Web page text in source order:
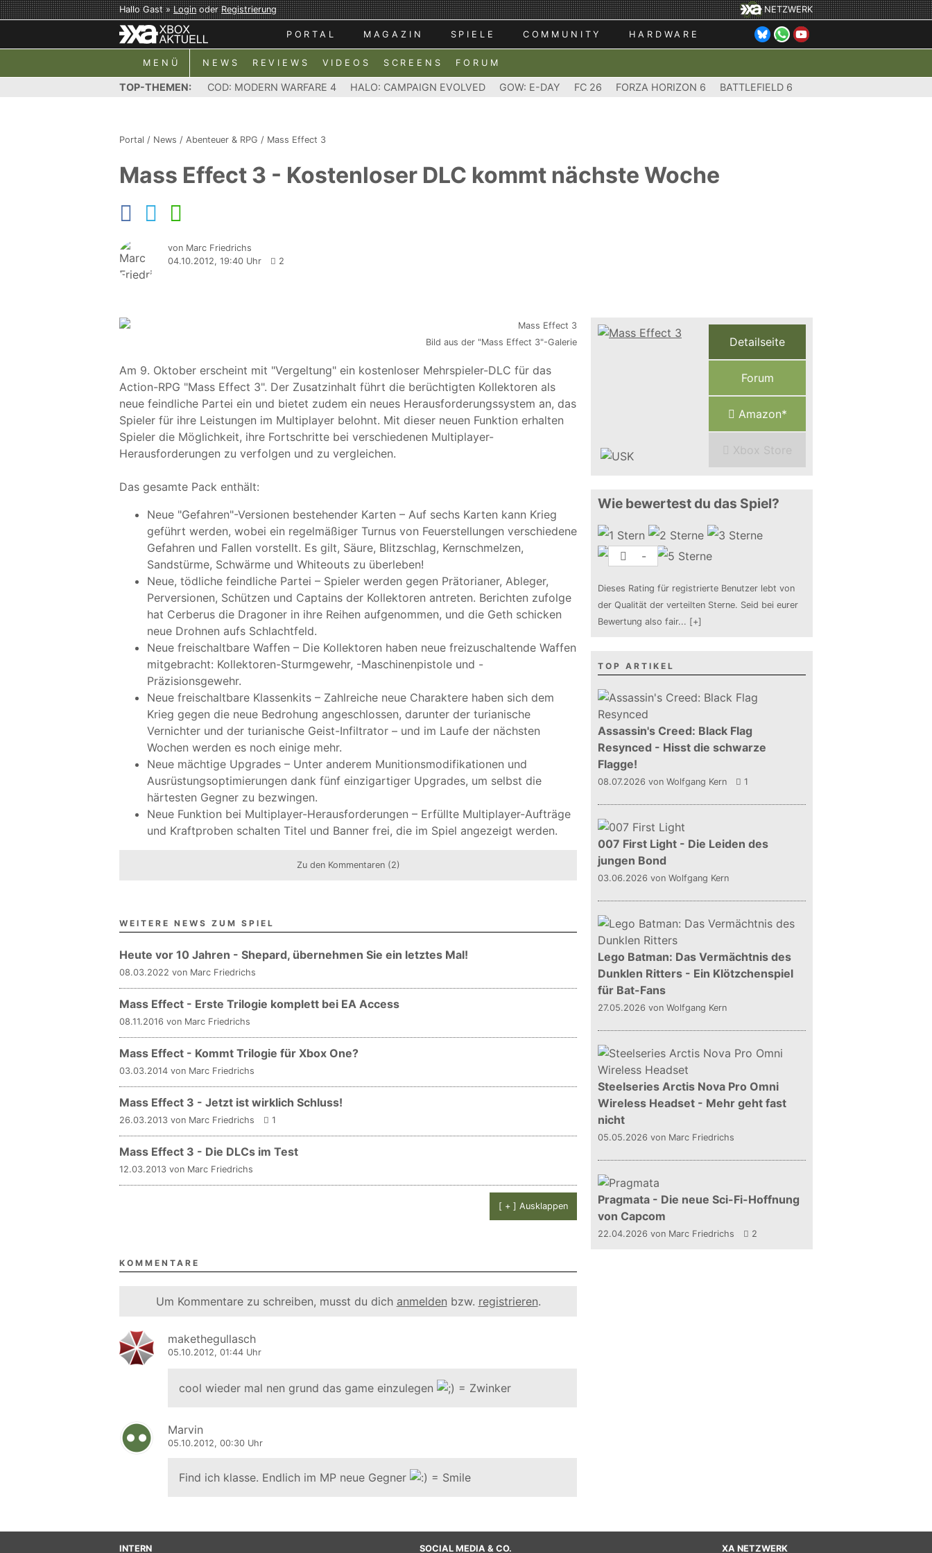
Hallo Gast »LoginoderRegistrierung NETZWERK
PORTAL MAGAZIN SPIELE COMMUNITY HARDWARE
MENÜ NEWS REVIEWS VIDEOS SCREENS FORUM
TOP-THEMEN: COD: MODERN WARFARE 4 HALO: CAMPAIGN EVOLVED GOW: E-DAY FC 26 FORZA HORIZON 6 BATTLEFIELD 6
Portal / News / Abenteuer & RPG / Mass Effect 3
Mass Effect 3 - Kostenloser DLC kommt nächste Woche
von Marc Friedrichs
04.10.2012, 19:40 Uhr
2
Bild aus der "Mass Effect 3"-Galerie
Am 9. Oktober erscheint mit "Vergeltung" ein kostenloser Mehrspieler-DLC für das
Action-RPG "Mass Effect 3". Der Zusatzinhalt führt die berüchtigten Kollektoren als
neue feindliche Partei ein und bietet zudem ein neues Herausforderungssystem an, das
Spieler für ihre Leistungen im Multiplayer belohnt. Mit dieser neuen Funktion erhalten
Spieler die Möglichkeit, ihre Fortschritte bei verschiedenen Multiplayer-
Herausforderungen zu verfolgen und zu vergleichen.
Das gesamte Pack enthält:
Neue "Gefahren"-Versionen bestehender Karten – Auf sechs Karten kann Krieg
geführt werden, wobei ein regelmäßiger Turnus von Feuerstellungen verschiedene
Gefahren und Fallen vorstellt. Es gilt, Säure, Blitzschlag, Kernschmelzen,
Sandstürme, Schwärme und Whiteouts zu überleben!
Neue, tödliche feindliche Partei – Spieler werden gegen Prätorianer, Ableger,
Perversionen, Schützen und Captains der Kollektoren antreten. Berichten zufolge
hat Cerberus die Dragoner in ihre Reihen aufgenommen, und die Geth schicken
neue Drohnen aufs Schlachtfeld.
Neue freischaltbare Waffen – Die Kollektoren haben neue freizuschaltende Waffen
mitgebracht: Kollektoren-Sturmgewehr, -Maschinenpistole und -
Präzisionsgewehr.
Neue freischaltbare Klassenkits – Zahlreiche neue Charaktere haben sich dem
Krieg gegen die neue Bedrohung angeschlossen, darunter der turianische
Vernichter und der turianische Geist-Infiltrator – und im Laufe der nächsten
Wochen werden es noch einige mehr.
Neue mächtige Upgrades – Unter anderem Munitionsmodifikationen und
Ausrüstungsoptimierungen dank fünf einzigartiger Upgrades, um selbst die
härtesten Gegner zu bezwingen.
Neue Funktion bei Multiplayer-Herausforderungen – Erfüllte Multiplayer-Aufträge
und Kraftproben schalten Titel und Banner frei, die im Spiel angezeigt werden.
Zu den Kommentaren (2)
WEITERE NEWS ZUM SPIEL
Heute vor 10 Jahren - Shepard, übernehmen Sie ein letztes Mal!
08.03.2022 von Marc Friedrichs
Mass Effect - Erste Trilogie komplett bei EA Access
08.11.2016 von Marc Friedrichs
Mass Effect - Kommt Trilogie für Xbox One?
03.03.2014 von Marc Friedrichs
Mass Effect 3 - Jetzt ist wirklich Schluss!
26.03.2013 von Marc Friedrichs 1
Mass Effect 3 - Die DLCs im Test
12.03.2013 von Marc Friedrichs
[ + ] Ausklappen
KOMMENTARE
Um Kommentare zu schreiben, musst du dich anmelden bzw. registrieren.
makethegullasch
05.10.2012, 01:44 Uhr
cool wieder mal nen grund das game einzulegen
Marvin
05.10.2012, 00:30 Uhr
Find ich klasse. Endlich im MP neue Gegner
Detailseite
Forum
Amazon*
Xbox Store
Wie bewertest du das Spiel?
-
Dieses Rating für registrierte Benutzer lebt von
der Qualität der verteilten Sterne. Seid bei eurer
Bewertung also fair... [+]
TOP ARTIKEL
Assassin's Creed: Black Flag
Resynced - Hisst die schwarze
Flagge!
08.07.2026 von Wolfgang Kern 1
007 First Light - Die Leiden des
jungen Bond
03.06.2026 von Wolfgang Kern
Lego Batman: Das Vermächtnis des
Dunklen Ritters - Ein Klötzchenspiel
für Bat-Fans
27.05.2026 von Wolfgang Kern
Steelseries Arctis Nova Pro Omni
Wireless Headset - Mehr geht fast
nicht
05.05.2026 von Marc Friedrichs
Pragmata - Die neue Sci-Fi-Hoffnung
von Capcom
22.04.2026 von Marc Friedrichs 2
INTERN SOCIAL MEDIA & CO. XA NETZWERK